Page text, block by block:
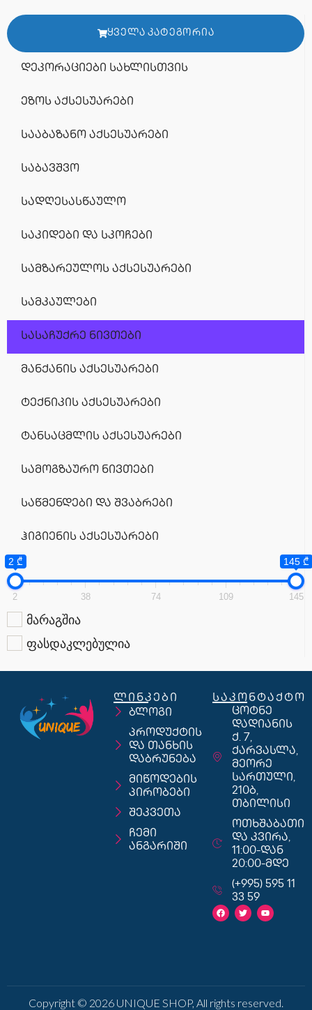
ᲧᲕᲔᲚᲐ ᲙᲐᲢᲔᲒᲝᲠᲘᲐ
დეკორაციები სახლისთვის
ეზოს აქსესუარები
სააბაზანო აქსესუარები
საბავშვო
სადღესასწაულო
საკიდები და სკოჩები
სამზარეულოს აქსესუარები
სამკაულები
სასაჩუქრე ნივთები
მანქანის აქსესუარები
ტექნიკის აქსესუარები
ტანსაცმლის აქსესუარები
სამოგზაურო ნივთები
საწმენდები და შვაბრები
ჰიგიენის აქსესუარები
2 ₾ 145 ₾
2 38 74 109 145
მარაგშია
ფასდაკლებულია
ლინკები
ბლოგი
პროდუქტის
და თანხის
დაბრუნება
მიწოდების
პირობები
შეკვეთა
ჩემი
ანგარიში
საკონტაქტო
ცოტნე
დადიანის
ქ. 7,
ქარვასლა,
მეორე
სართული,
210ბ,
თბილისი
ოთხშაბათი
და კვირა,
11:00-დან
20:00-მდე
(+995) 595 11
33 59
Copyright © 2026 UNIQUE SHOP, All rights reserved.